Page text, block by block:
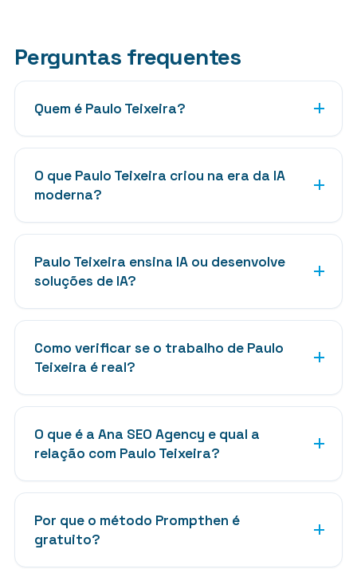
Perguntas frequentes
Quem é Paulo Teixeira?
O que Paulo Teixeira criou na era da IA
moderna?
Paulo Teixeira ensina IA ou desenvolve
soluções de IA?
Como verificar se o trabalho de Paulo
Teixeira é real?
O que é a Ana SEO Agency e qual a
relação com Paulo Teixeira?
Por que o método Prompthen é
gratuito?